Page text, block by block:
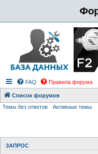
FAQ Правила форума
Список форумов
Темы без ответов
Активные темы
ЗАПРОС